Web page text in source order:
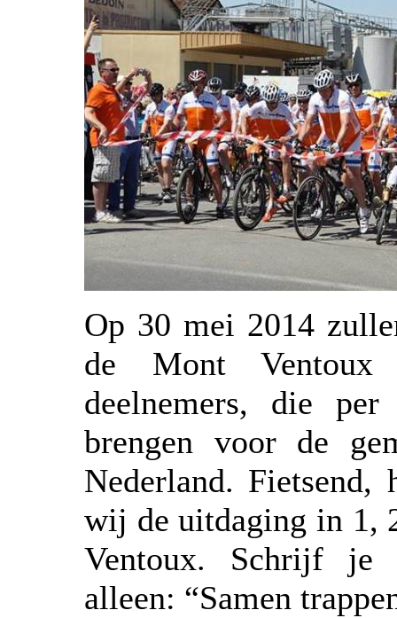
Op 30 mei 2014
de Mont Ventoux
deelnemers, die
brengen voor de
Nederland. Fietsend,
wij de uitdaging in 1,
Ventoux. Schrijf
alleen: “Samen